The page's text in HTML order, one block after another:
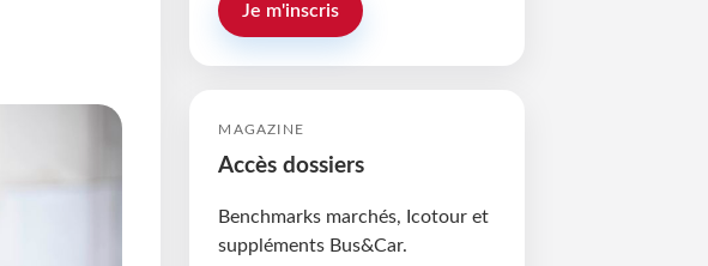
Je m'inscris
MAGAZINE
Accès dossiers
Benchmarks marchés, Icotour et
suppléments Bus&Car.